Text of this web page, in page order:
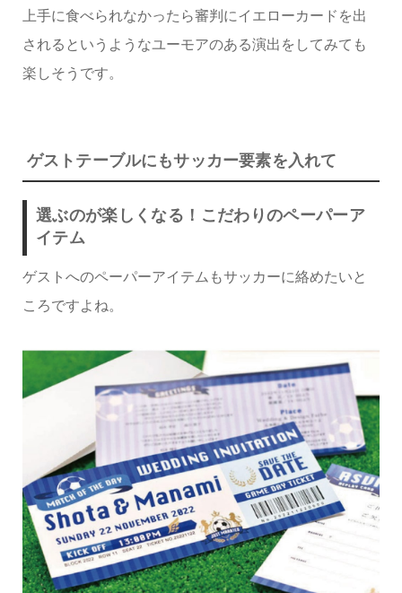
上手に食べられなかったら審判にイエローカードを出
されるというようなユーモアのある演出をしてみても
楽しそうです。
ゲストテーブルにもサッカー要素を入れて
選ぶのが楽しくなる！こだわりのペーパーア
イテム
ゲストへのペーパーアイテムもサッカーに絡めたいと
ころですよね。